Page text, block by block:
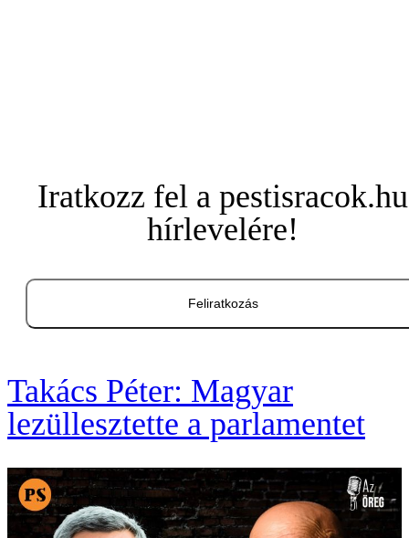
Iratkozz fel a pestisracok.hu
hírlevelére!
Feliratkozás
Takács Péter: Magyar
lezüllesztette a parlamentet